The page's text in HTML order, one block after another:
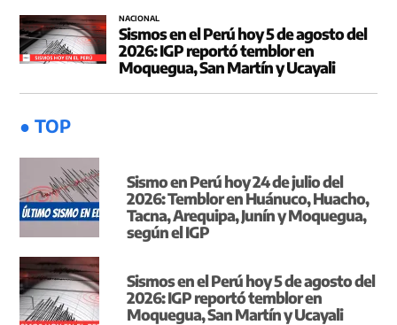
NACIONAL
Sismos en el Perú hoy 5 de agosto del
2026: IGP reportó temblor en
Moquegua, San Martín y Ucayali
● TOP
Sismo en Perú hoy 24 de julio del
2026: Temblor en Huánuco, Huacho,
Tacna, Arequipa, Junín y Moquegua,
según el IGP
Sismos en el Perú hoy 5 de agosto del
2026: IGP reportó temblor en
Moquegua, San Martín y Ucayali